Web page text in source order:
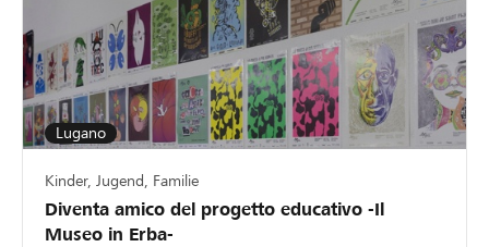
Lugano
Kinder, Jugend, Familie
Diventa amico del progetto educativo -Il
Museo in Erba-